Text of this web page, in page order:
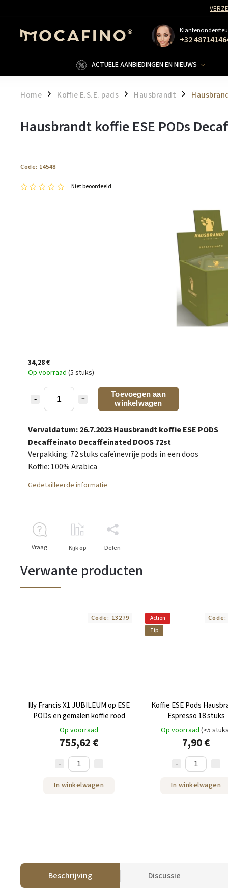
+32
ACTUELE AANBIEDINGEN EN NIEUWS
Home / Koffie E.S.E. pads / Hausbrandt /
Hausbrandt koffie ESE PODs
Code: 14548
Niet beoordeeld
34,28 €
Op voorraad (5 stuks)
Toevoegen aan
winkelwagen
Vervaldatum: 26.7.2023 Hausbrandt koffie ESE PODS
Decaffeinato Decaffeinated DOOS 72st
Verpakking: 72 stuks cafeïnevrije pods in een doos
Koffie: 100% Arabica
Gedetailleerde informatie
Vraag Kijk op Delen
Verwante producten
Illy Francis X1 JUBILEUM op ESE
PODs en gemalen koffie rood
Op voorraad
755,62 €
In winkelwagen
Code: 13279
Action
Tip
Koffie ESE Pods
Espresso 18 stuks
Op voorraad (>5
7,90 €
In winkelwagen
Code:
Beschrijving Discussie